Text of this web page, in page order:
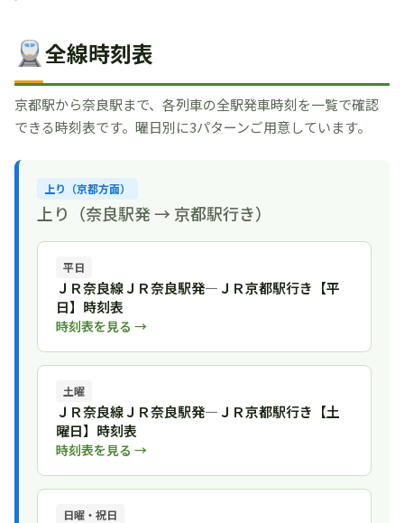
全線時刻表
京都駅から奈良駅まで、各列車の全駅発車時刻を一覧で確認
できる時刻表です。曜日別に3パターンご用意しています。
上り（京都方面）
上り（奈良駅発 → 京都駅行き）
平日
ＪＲ奈良線ＪＲ奈良駅発―ＪＲ京都駅行き【平
日】時刻表
時刻表を見る →
土曜
ＪＲ奈良線ＪＲ奈良駅発―ＪＲ京都駅行き【土
曜日】時刻表
時刻表を見る →
日曜・祝日